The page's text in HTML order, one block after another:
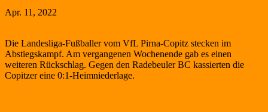
Apr. 11, 2022
Die Landesliga-Fußballer vom VfL Pirna-Copitz stecken im
Abstiegskampf. Am vergangenen Wochenende gab es einen
weiteren Rückschlag. Gegen den Radebeuler BC kassierten die
Copitzer eine 0:1-Heimniederlage.